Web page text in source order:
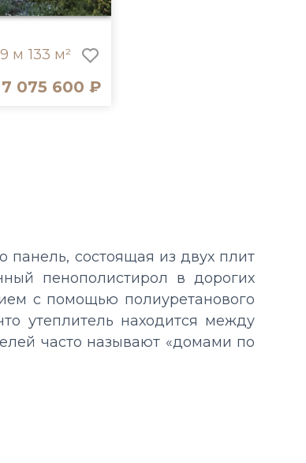
м 133 м²
7 075 600 ₽
панель, состоящая из двух плит
пенополистирол в дорогих
с помощью полиуретанового
утеплитель находится между
часто называют «домами по